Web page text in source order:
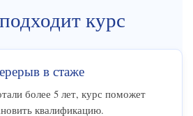
курс
в стаже
более 5 лет, курс поможет
квалификацию.